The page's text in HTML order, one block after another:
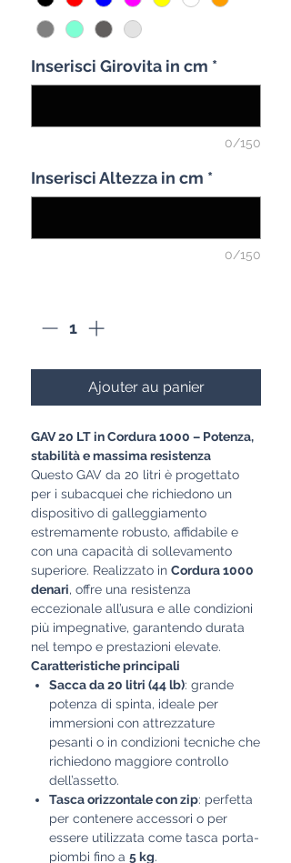
Inserisci Girovita in cm *
0/150
Inserisci Altezza in cm *
0/150
Ajouter au panier
GAV 20 LT in Cordura 1000 – Potenza,
stabilità e massima resistenza
Questo GAV da 20 litri è progettato
per i subacquei che richiedono un
dispositivo di galleggiamento
estremamente robusto, affidabile e
con una capacità di sollevamento
superiore. Realizzato in Cordura 1000
denari, offre una resistenza
eccezionale all’usura e alle condizioni
più impegnative, garantendo durata
nel tempo e prestazioni elevate.
Caratteristiche principali
Sacca da 20 litri (44 lb): grande
potenza di spinta, ideale per
immersioni con attrezzature
pesanti o in condizioni tecniche che
richiedono maggiore controllo
dell’assetto.
Tasca orizzontale con zip: perfetta
per contenere accessori o per
essere utilizzata come tasca porta-
piombi fino a 5 kg.